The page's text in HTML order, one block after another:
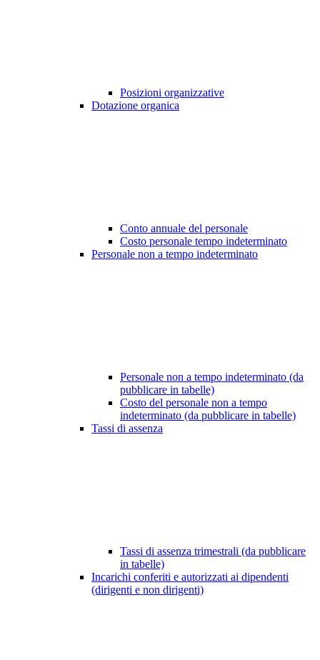
Posizioni organizzative
Dotazione organica
Conto annuale del personale
Costo personale tempo indeterminato
Personale non a tempo indeterminato
Personale non a tempo indeterminato (da
pubblicare in tabelle)
Costo del personale non a tempo
indeterminato (da pubblicare in tabelle)
Tassi di assenza
Tassi di assenza trimestrali (da pubblicare
in tabelle)
Incarichi conferiti e autorizzati ai dipendenti
(dirigenti e non dirigenti)